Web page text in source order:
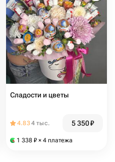
Сладости и цветы
4.834 тыс. 5 350₽
1 338 ₽ × 4 платежа